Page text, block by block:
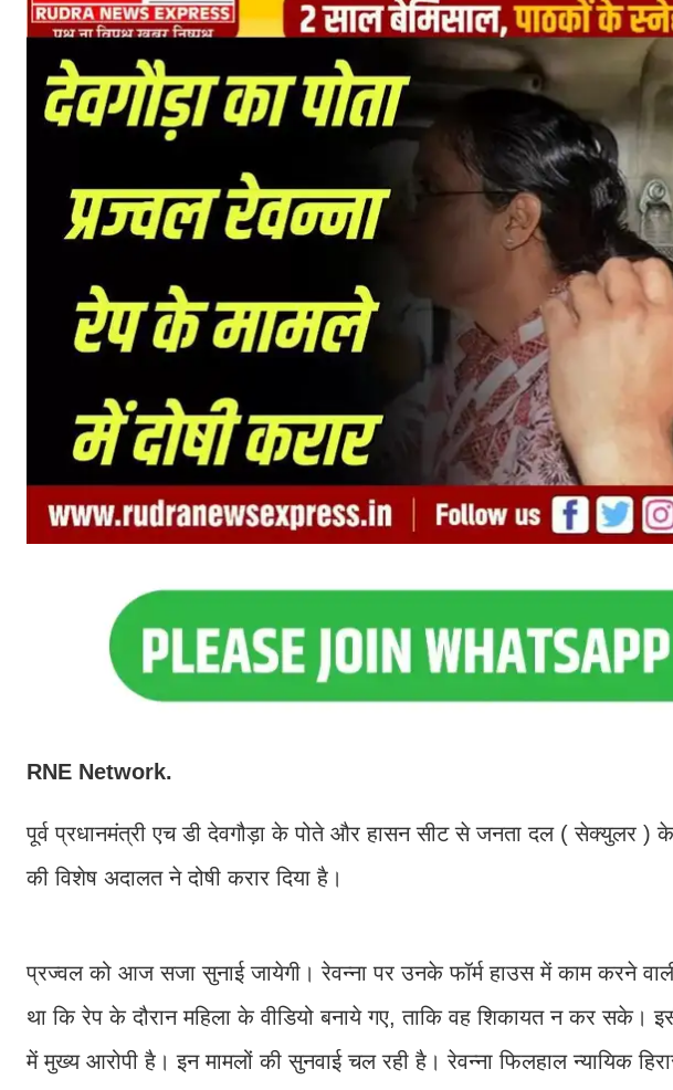
RNE Network.
पूर्व प्रधानमंत्री एच डी देवगौड़ा के पोते और हासन सीट से जनता दल ( सेक्युलर )
की विशेष अदालत ने दोषी करार दिया है।
प्रज्वल को आज सजा सुनाई जायेगी। रेवन्ना पर उनके फॉर्म हाउस में काम करने
था कि रेप के दौरान महिला के वीडियो बनाये गए, ताकि वह शिकायत न कर सके।
में मुख्य आरोपी है। इन मामलों की सुनवाई चल रही है। रेवन्ना फिलहाल न्यायिक